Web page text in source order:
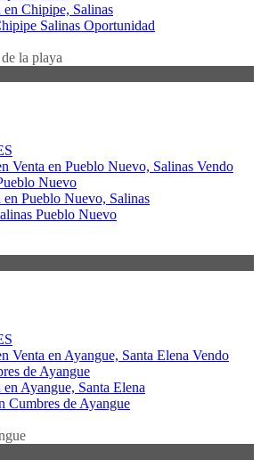
en Chipipe, Salinas
Salinas Oportunidad
la playa
en Pueblo Nuevo, Salinas
Pueblo Nuevo
Ayangue, Santa Elena
Cumbres de Ayangue